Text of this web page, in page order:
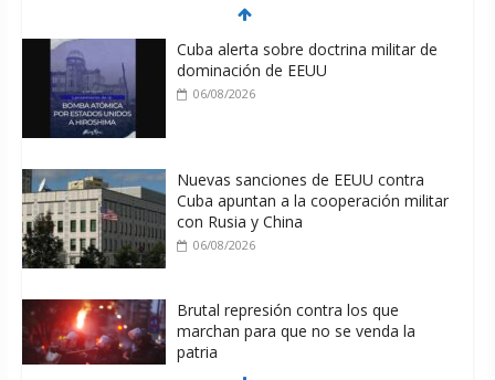
Cuba alerta sobre doctrina militar de
dominación de EEUU
06/08/2026
Nuevas sanciones de EEUU contra
Cuba apuntan a la cooperación militar
con Rusia y China
06/08/2026
Brutal represión contra los que
marchan para que no se venda la
patria
06/08/2026